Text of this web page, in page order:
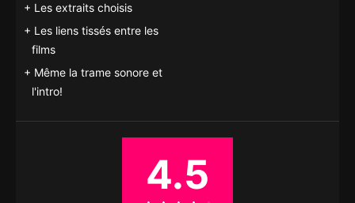
Les extraits choisis
Les liens tissés entre les
films
Même la trame sonore et
l'intro!
4.5